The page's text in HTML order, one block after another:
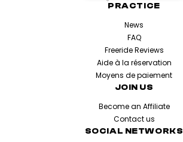
PRACTICE
News
FAQ
Freeride Reviews
Aide à la réservation
Moyens de paiement
JOIN US
Become an Affiliate
Contact us
SOCIAL NETWORKS